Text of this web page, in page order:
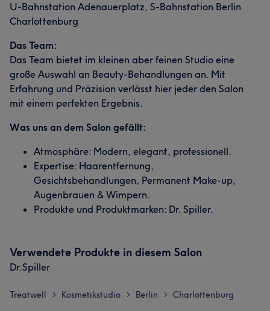
U-Bahnstation Adenauerplatz, S-Bahnstation Berlin
Charlottenburg
Das Team:
Das Team bietet im kleinen aber feinen Studio eine
große Auswahl an Beauty-Behandlungen an. Mit
Erfahrung und Präzision verlässt hier jeder den Salon
mit einem perfekten Ergebnis.
Was uns an dem Salon gefällt:
Atmosphäre: Modern, elegant, professionell.
Expertise: Haarentfernung,
Gesichtsbehandlungen, Permanent Make-up,
Augenbrauen & Wimpern.
Produkte und Produktmarken: Dr. Spiller.
Verwendete Produkte in diesem Salon
Dr.Spiller
Treatwell > Kosmetikstudio > Berlin > Charlottenburg